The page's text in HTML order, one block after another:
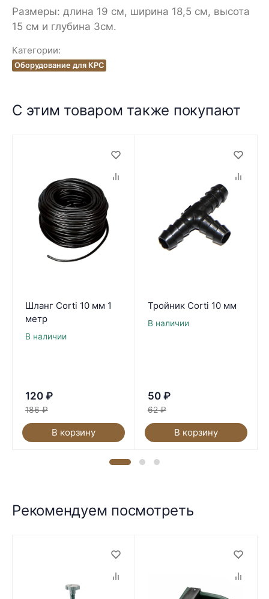
Размеры: длина 19 см, ширина 18,5 см, высота
15 см и глубина 3см.
Категории:
Оборудование для КРС
С этим товаром также покупают
Шланг Corti 10 мм 1
метр
В наличии
120 ₽
186 ₽
В корзину
Тройник Corti 10 мм
В наличии
50 ₽
62 ₽
В корзину
Рекомендуем посмотреть